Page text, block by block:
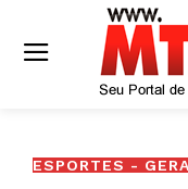
ESPORTES -